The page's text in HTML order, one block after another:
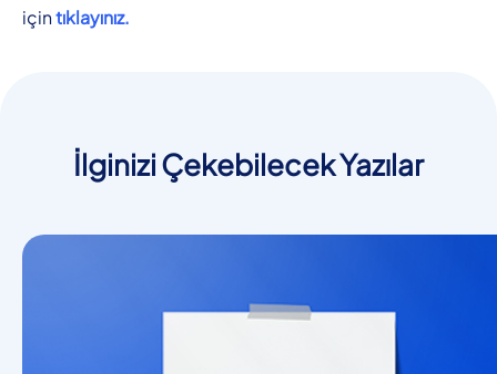
içintıklayınız.
İlginizi Çekebilecek Yazılar